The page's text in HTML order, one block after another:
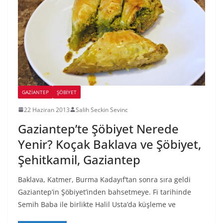
GAZIANTEP ŞÖBIYET
22 Haziran 2013 Salih Seckin Sevinc
Gaziantep’te Şöbiyet Nerede
Yenir? Koçak Baklava ve Şöbiyet,
Şehitkamil, Gaziantep
Baklava, Katmer, Burma Kadayıf‘tan sonra sıra geldi
Gaziantep’in Şöbiyet’inden bahsetmeye. Fi tarihinde
Semih Baba ile birlikte Halil Usta’da küşleme ve